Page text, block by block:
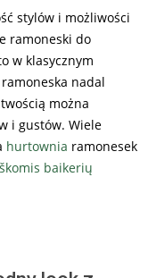
stylów i możliwości
ramoneski do
w klasycznym
nadal
można
i gustów. Wiele
hurtownia ramonesek
baikerių